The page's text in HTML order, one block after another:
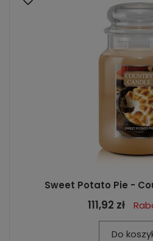
Sweet Potato Pie -
111,92 zł
Do